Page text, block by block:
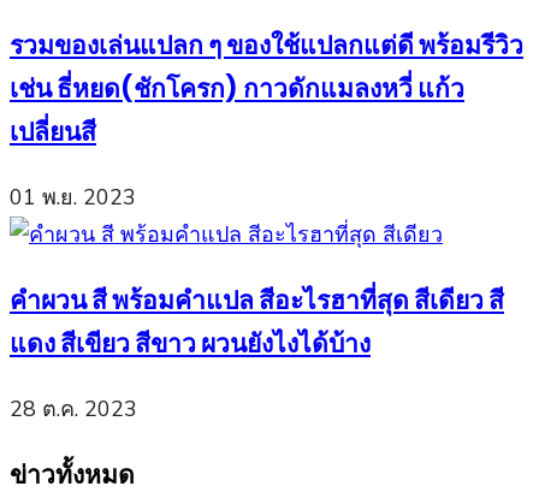
รวมของเล่นแปลก ๆ ของใช้แปลกแต่ดี พร้อมรีวิว
เช่น ธี่หยด(ชักโครก) กาวดักแมลงหวี่ แก้ว
เปลี่ยนสี
01 พ.ย. 2023
คำผวน สี พร้อมคำแปล สีอะไรฮาที่สุด สีเดียว สี
แดง สีเขียว สีขาว ผวนยังไงได้บ้าง
28 ต.ค. 2023
ข่าวทั้งหมด